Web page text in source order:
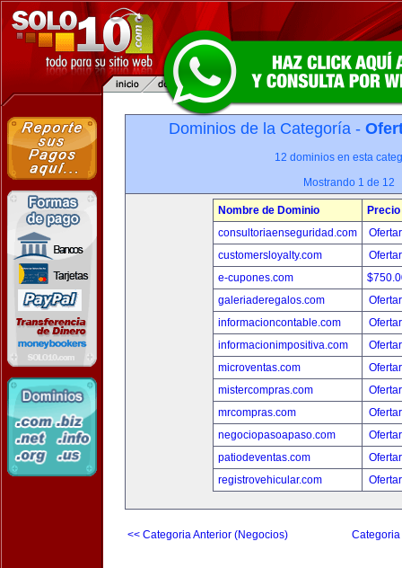
Dominios de la Categoría -
12 dominios en esta
Mostrando 1 de 12
Nombre de Dominio
Precio
consultoriaenseguridad.com
customersloyalty.com
e-cupones.com
galeriaderegalos.com
informacioncontable.com
informacionimpositiva.com
microventas.com
mistercompras.com
mrcompras.com
negociopasoapaso.com
patiodeventas.com
registrovehicular.com
<< Categoria Anterior (Negocios)